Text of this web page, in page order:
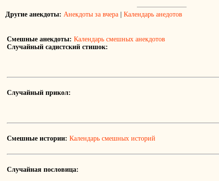
Другие анекдоты: Анекдоты за вчера Календарь анедотов
Смешные анекдоты: Календарь смешных анекдотов
Случайный садистский стишок:
Случайный прикол:
Смешные истории: Календарь смешных историй
Случайная пословица: